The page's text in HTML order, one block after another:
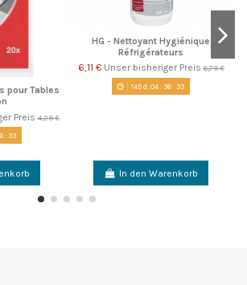
pour Tables
Preis4,29 €
:32
HG - Nettoyant Hygiénique
Réfrigérateurs
6,11 € Unser bisheriger Preis6,79 €
145d. 04:36:32
In den Warenkorb